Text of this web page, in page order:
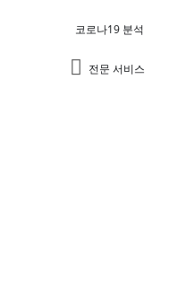
코로나19 분석
전문 서비스